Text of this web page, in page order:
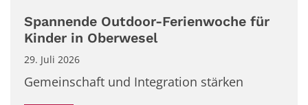
Spannende Outdoor-Ferienwoche für
Kinder in Oberwesel
29. Juli 2026
Gemeinschaft und Integration stärken